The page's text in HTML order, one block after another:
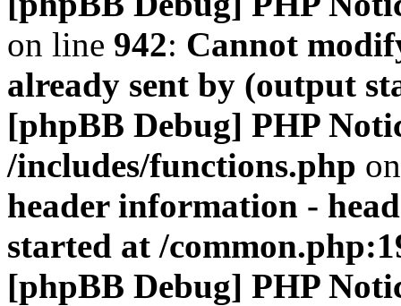
on line 942: Cannot
already sent by (output
[phpBB Debug] PHP
/includes/functions.php
header information -
started at /
[phpBB Debug] PHP